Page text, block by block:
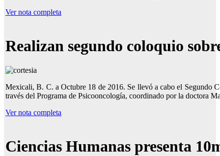
Ver nota completa
Realizan segundo coloquio
Mexicali, B. C. a Octubre 18 de 2016. Se llevó a cabo el Segundo
través del Programa de Psicooncología, coordinado por la doctora
Ver nota completa
Ciencias Humanas presenta